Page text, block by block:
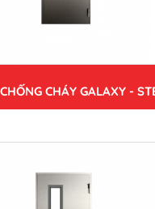
CHÁY GALAXY -